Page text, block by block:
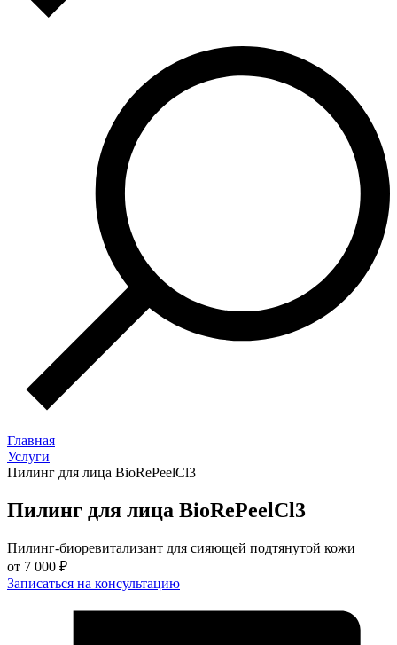
Главная
Услуги
Пилинг для лица BioRePeelCl3
Пилинг для лица BioRePeelCl3
Пилинг-биоревитализант для сияющей подтянутой кожи
от 7 000 ₽
Записаться на консультацию